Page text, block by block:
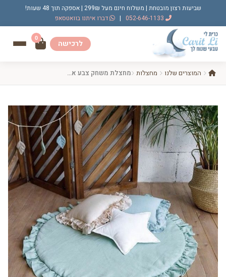
שביעות רצון מובטחת | משלוח חינם מעל 299₪ | אספקה תוך 48 שעות!
| דברו איתנו בוואטסאפ
לרכישה
0
המוצרים שלנו מחצלות מחצלת משחק צבע אוקיינוס